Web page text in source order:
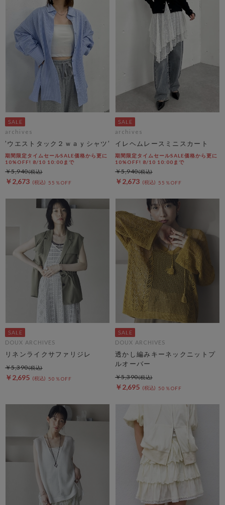
archives
’ウエストタック２ｗａｙシャツ’
期間限定タイムセールSALE価格から更に
10%OFF! 8/10 10:00まで
￥2,673 55％OFF
￥5,940
archives
イレヘムレースミニスカート
期間限定タイムセールSALE価格から更に
10%OFF! 8/10 10:00まで
￥2,673 55％OFF
￥5,940
DOUX ARCHIVES
リネンライクサファリジレ
￥2,695 50％OFF
￥5,390
DOUX ARCHIVES
透かし編みキーネックニットプ
ルオーバー
￥2,695 50％OFF
￥5,390